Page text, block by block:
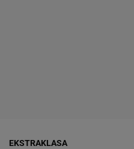
EKSTRAKLASA